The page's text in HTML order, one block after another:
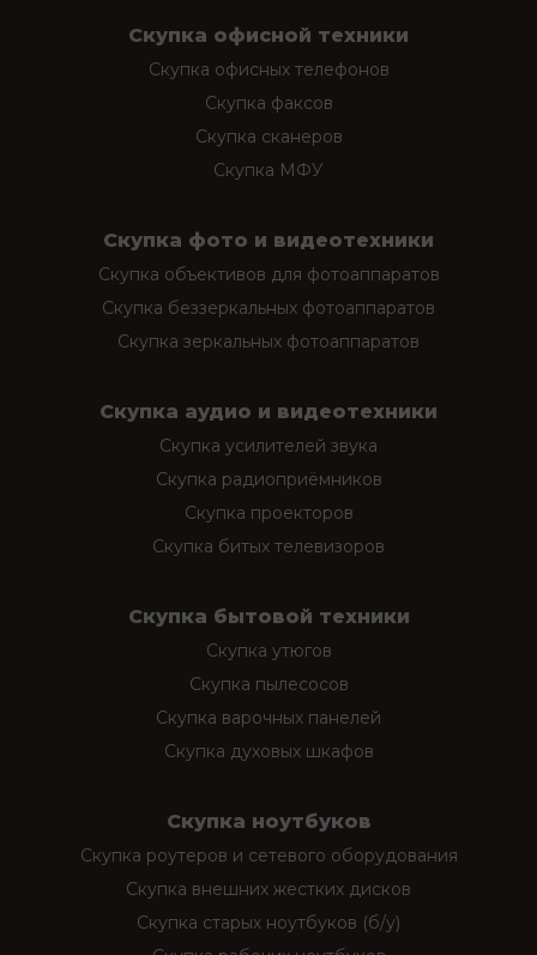
Скупка офисной техники
Скупка офисных телефонов
Скупка факсов
Скупка сканеров
Скупка МФУ
Скупка фото и видеотехники
Скупка объективов для фотоаппаратов
Скупка беззеркальных фотоаппаратов
Скупка зеркальных фотоаппаратов
Скупка аудио и видеотехники
Скупка усилителей звука
Скупка радиоприёмников
Скупка проекторов
Скупка битых телевизоров
Скупка бытовой техники
Скупка утюгов
Скупка пылесосов
Скупка варочных панелей
Скупка духовых шкафов
Скупка ноутбуков
Скупка роутеров и сетевого оборудования
Скупка внешних жестких дисков
Скупка старых ноутбуков (б/у)